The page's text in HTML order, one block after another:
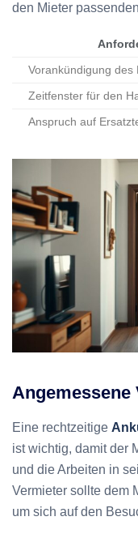
den Mieter
Vorankündigung des
Zeitfenster für den
Anspruch auf
Angemessene
Eine rechtzeitige
ist wichtig, damit der
und die Arbeiten in
Vermieter sollte dem
um sich auf den